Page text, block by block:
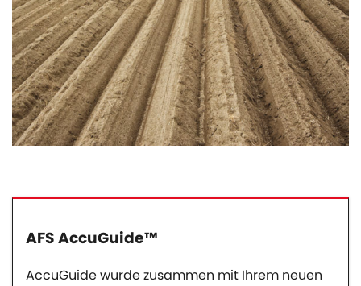
AFS AccuGuide™
AccuGuide wurde zusammen mit Ihrem neuen